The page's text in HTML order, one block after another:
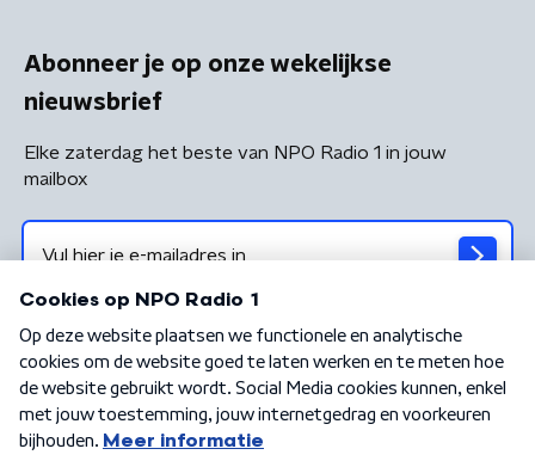
Abonneer je op onze wekelijkse
nieuwsbrief
Elke zaterdag het beste van NPO Radio 1 in jouw
mailbox
Algemene voorwaarden